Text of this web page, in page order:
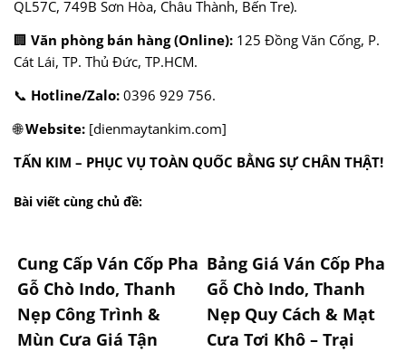
QL57C, 749B Sơn Hòa, Châu Thành, Bến Tre).
🏢 Văn phòng bán hàng (Online): 125 Đồng Văn Cống, P.
Cát Lái, TP. Thủ Đức, TP.HCM.
📞 Hotline/Zalo: 0396 929 756.
🌐Website: [dienmaytankim.com]
TẤN KIM – PHỤC VỤ TOÀN QUỐC BẰNG SỰ CHÂN THẬT!
Bài viết cùng chủ đề:
Cung Cấp Ván Cốp Pha
Gỗ Chò Indo, Thanh
Nẹp Công Trình &
Mùn Cưa Giá Tận
Bảng Giá Ván Cốp Pha
Gỗ Chò Indo, Thanh
Nẹp Quy Cách & Mạt
Cưa Tơi Khô – Trại